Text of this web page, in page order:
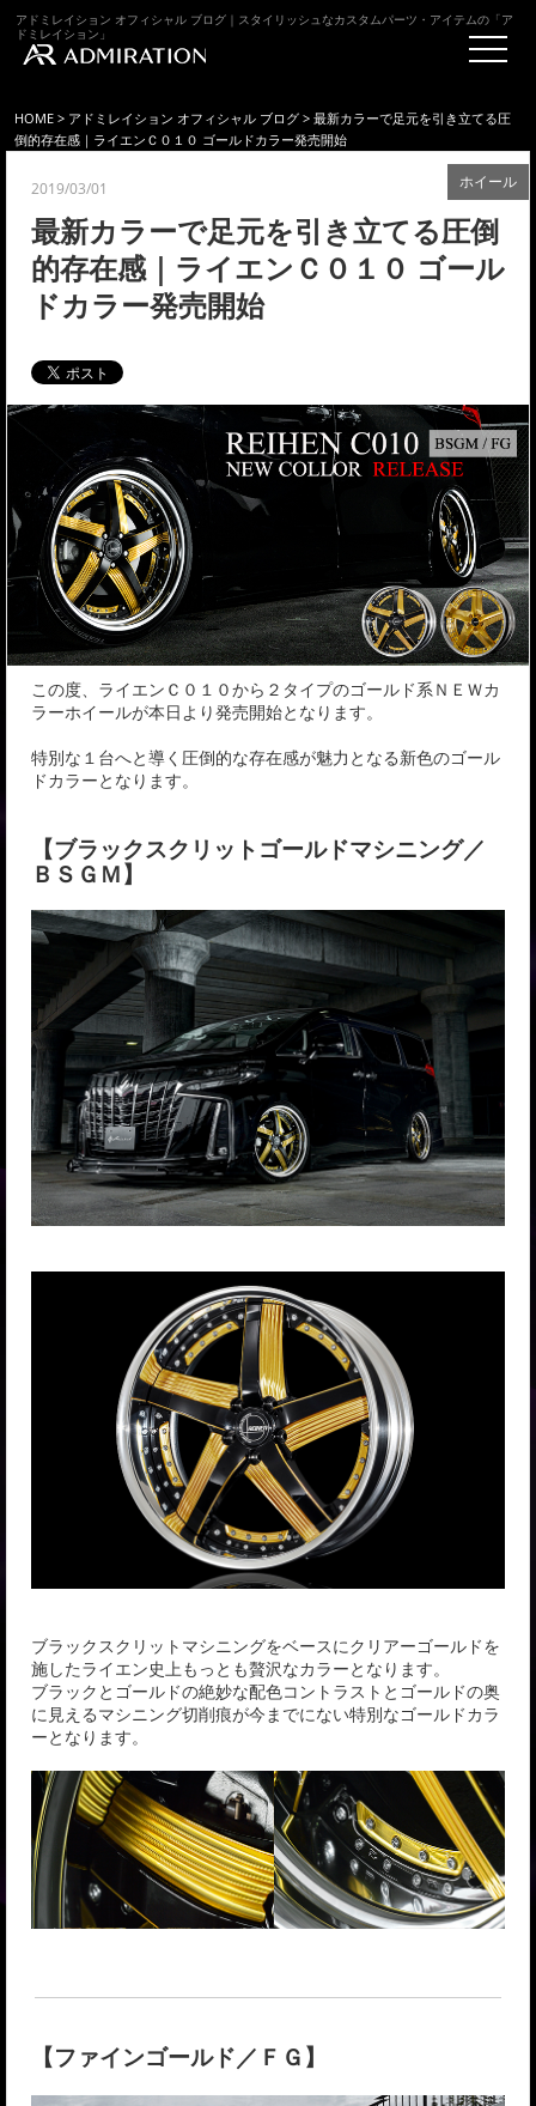
アドミレイション オフィシャル ブログ｜スタイリッシュなカスタムパーツ・アイテムの「ア
ドミレイション」
HOME > アドミレイション オフィシャル ブログ > 最新カラーで足元を引き立てる圧
倒的存在感｜ライエンＣ０１０ ゴールドカラー発売開始
ホイール
2019/03/01
最新カラーで足元を引き立てる圧倒
的存在感｜ライエンＣ０１０ ゴール
ドカラー発売開始
この度、ライエンＣ０１０から２タイプのゴールド系ＮＥＷカ
ラーホイールが本日より発売開始となります。
特別な１台へと導く圧倒的な存在感が魅力となる新色のゴール
ドカラーとなります。
【ブラックスクリットゴールドマシニング／
ＢＳＧＭ】
ブラックスクリットマシニングをベースにクリアーゴールドを
施したライエン史上もっとも贅沢なカラーとなります。
ブラックとゴールドの絶妙な配色コントラストとゴールドの奥
に見えるマシニング切削痕が今までにない特別なゴールドカラ
ーとなります。
【ファインゴールド／ＦＧ】